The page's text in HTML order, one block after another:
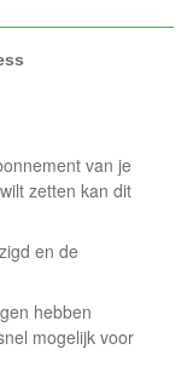
van je
zetten kan dit
en de
hebben
mogelijk voor